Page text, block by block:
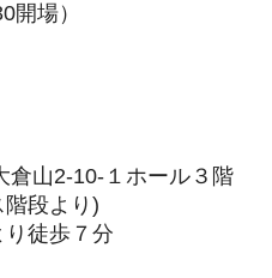
開場）
倉山2-10-１ホール３階
階段より)
徒歩７分